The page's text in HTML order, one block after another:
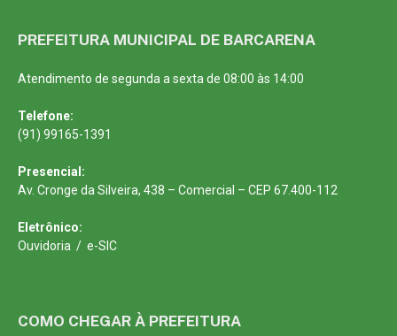
PREFEITURA MUNICIPAL DE BARCARENA
Atendimento de segunda a sexta de 08:00 às 14:00
Telefone:
(91) 99165-1391
Presencial:
Av. Cronge da Silveira, 438 – Comercial – CEP 67.400-112
Eletrônico:
Ouvidoria / e-SIC
COMO CHEGAR À PREFEITURA